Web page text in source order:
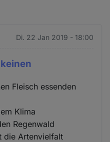
Di. 22 Jan 2019 - 18:00
Fleisch essenden
Klima
Regenwald
die Artenvielfalt